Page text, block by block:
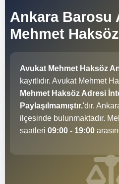
Ankara Barosu
Mehmet Haksöz
Avukat Mehmet Haksöz
kayıtlıdır. Avukat Mehmet
Mehmet Haksöz Adresi
Paylaşılmamıştır.'dır.
ilçesinde bulunmaktadır.
saatleri 09:00 - 19:00